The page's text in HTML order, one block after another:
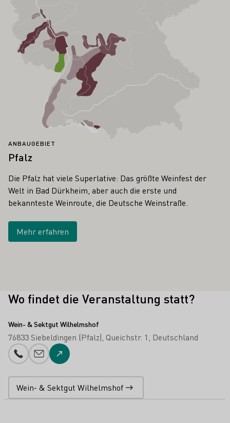
ANBAUGEBIET
Pfalz
Die Pfalz hat viele Superlative: Das größte Weinfest der
Welt in Bad Dürkheim, aber auch die erste und
bekannteste Weinroute, die Deutsche Weinstraße.
Mehr erfahren
Wo findet die Veranstaltung statt?
Wein- & Sektgut Wilhelmshof
76833 Siebeldingen (Pfalz) Queichstr. 1
Deutschland
Telefonnummer
E-Mail-Adresse
Zur Website
Wein- & Sektgut Wilhelmshof